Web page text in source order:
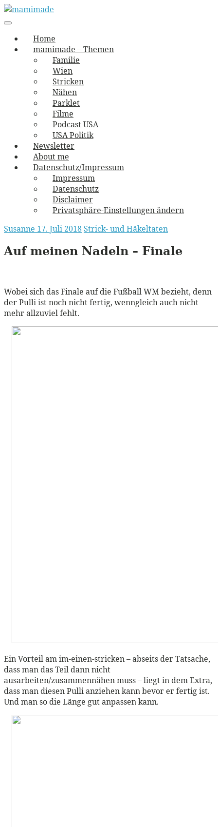
Skip
to
mamimade
vernäht und zugetextet
navigation
Menu
Home
mamimade – Themen
Familie
Wien
Stricken
Nähen
Parklet
Filme
Podcast USA
USA Politik
Newsletter
About me
Datenschutz/Impressum
Impressum
Datenschutz
Disclaimer
Privatsphäre-Einstellungen ändern
Susanne 17. Juli 2018Strick- und Häkeltaten
Auf meinen Nadeln – Finale
Wobei sich das Finale auf die Fußball WM bezieht, denn
der Pulli ist noch nicht fertig, wenngleich auch nicht
mehr allzuviel fehlt.
Ein Vorteil am im-einen-stricken – abseits der Tatsache,
dass man das Teil dann nicht
ausarbeiten/zusammennähen muss – liegt in dem Extra,
dass man diesen Pulli anziehen kann bevor er fertig ist.
Und man so die Länge gut anpassen kann.